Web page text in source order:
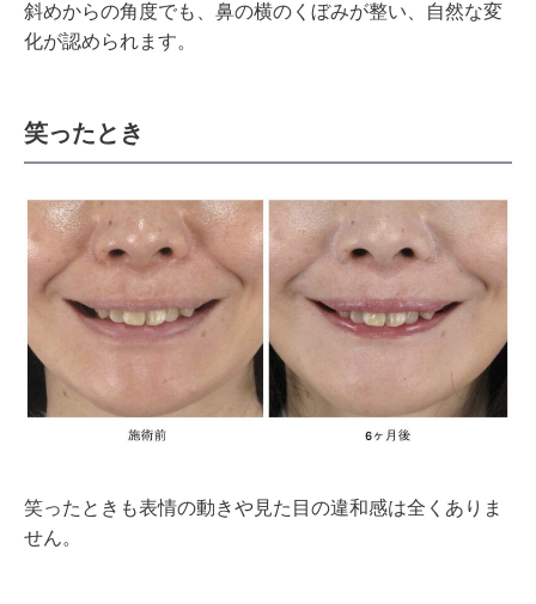
斜めからの角度でも、鼻の横のくぼみが整い、自然な変
化が認められます。
笑ったとき
笑ったときも表情の動きや見た目の違和感は全くありま
せん。